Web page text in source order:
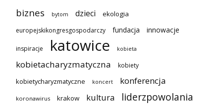
biznes bytom dzieci ekologia
europejskikongresgospodarczy fundacja innowacje
inspiracje katowice kobieta
kobietacharyzmatyczna kobiety
kobietycharyzmatyczne koncert konferencja
koronawirus krakow kultura liderzpowolania